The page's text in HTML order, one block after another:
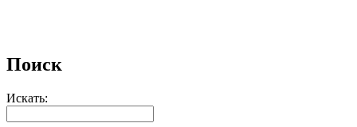
Поиск
Искать: